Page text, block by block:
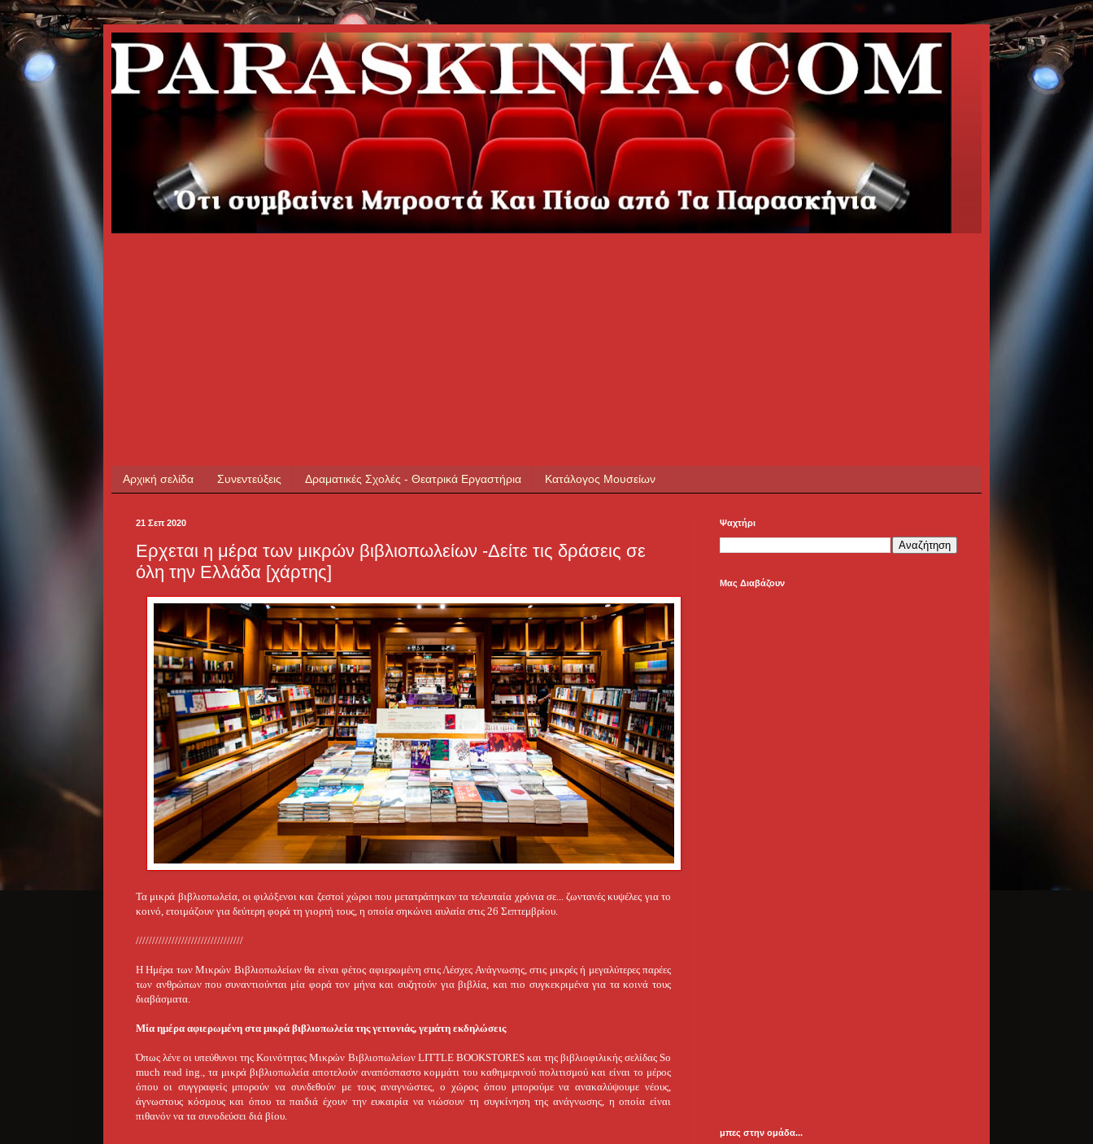
Αρχική σελίδα Συνεντεύξεις Δραματικές Σχολές - Θεατρικά Εργαστήρια Κατάλογος Μουσείων
21 Σεπ 2020
Ερχεται η μέρα των μικρών βιβλιοπωλείων -Δείτε τις δράσεις σε
όλη την Ελλάδα [χάρτης]
Τα μικρά βιβλιοπωλεία, οι φιλόξενοι και ζεστοί χώροι που μετατράπηκαν τα τελευταία χρόνια σε...ζωντανές κυψέλες για το
κοινό, ετοιμάζουν για δεύτερη φορά τη γιορτή τους, η οποία σηκώνει αυλαία στις 26 Σεπτεμβρίου.
/////////////////////////////////
Η Ημέρα των Μικρών Βιβλιοπωλείων θα είναι φέτος αφιερωμένη στις Λέσχες Ανάγνωσης, στις μικρές ή μεγαλύτερες παρέες
των ανθρώπων που συναντιούνται μία φορά τον μήνα και συζητούν για βιβλία, και πιο συγκεκριμένα για τα κοινά τους
διαβάσματα.
Μία ημέρα αφιερωμένη στα μικρά βιβλιοπωλεία της γειτονιάς, γεμάτη εκδηλώσεις
Όπως λένε οι υπεύθυνοι της Κοινότητας Μικρών Βιβλιοπωλείων LITTLE BOOKSTORES και της βιβλιοφιλικής σελίδας So
much read ing., τα μικρά βιβλιοπωλεία αποτελούν αναπόσπαστο κομμάτι του καθημερινού πολιτισμού και είναι το μέρος
όπου οι συγγραφείς μπορούν να συνδεθούν με τους αναγνώστες, ο χώρος όπου μπορούμε να ανακαλύψουμε νέους,
άγνωστους κόσμους και όπου τα παιδιά έχουν την ευκαιρία να νιώσουν τη συγκίνηση της ανάγνωσης, η οποία είναι
πιθανόν να τα συνοδεύσει διά βίου.
Ψαχτήρι
Μας Διαβάζουν
μπες στην ομάδα...